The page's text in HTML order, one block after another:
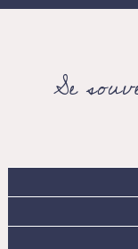
Se